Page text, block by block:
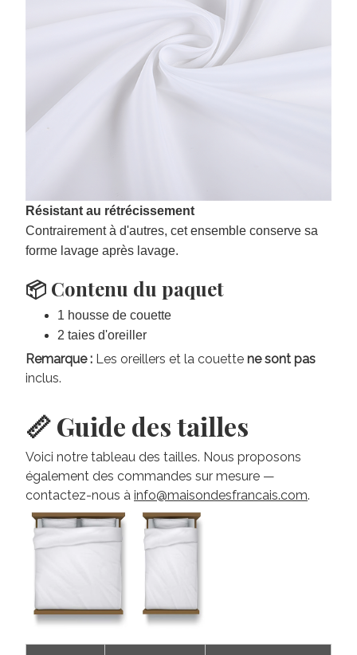
Résistant au rétrécissement
Contrairement à d'autres, cet ensemble conserve sa
forme lavage après lavage.
📦 Contenu du paquet
1 housse de couette
2 taies d'oreiller
Remarque : Les oreillers et la couette ne sont pas
inclus.
📏 Guide des tailles
Voici notre tableau des tailles. Nous proposons
également des commandes sur mesure —
contactez-nous à info@maisondesfrancais.com.